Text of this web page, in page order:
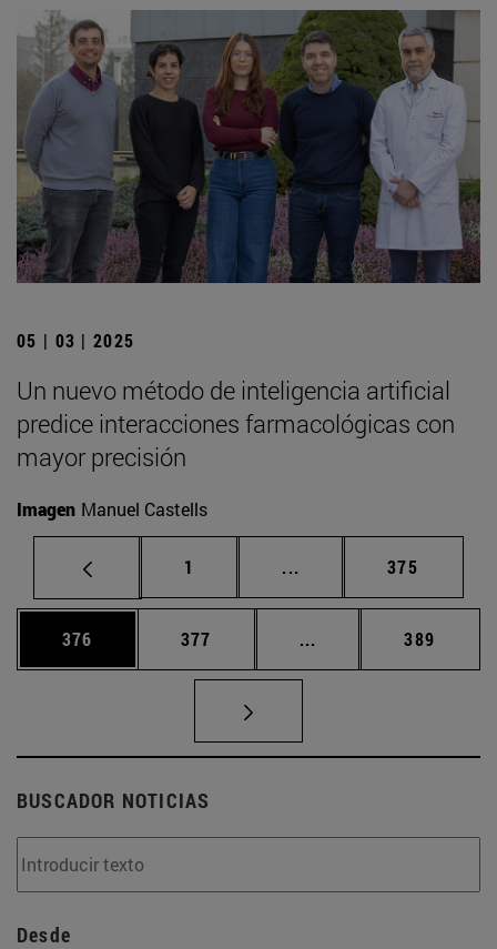
05 | 03 | 2025
Un nuevo método de inteligencia artificial
predice interacciones farmacológicas con
mayor precisión
Imagen Manuel Castells
Página
1 ... Páginas intermedias
Página
375
Página
376 Página
377 ... Páginas intermedias
Página
389
BUSCADOR NOTICIAS
Desde